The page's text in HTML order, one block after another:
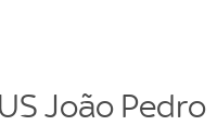
João Pedro